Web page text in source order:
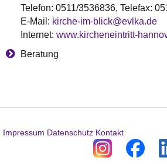
Telefon: 0511/3536836, Telefax:
E-Mail: kirche-im-blick@evlka.de
Internet: www.kircheneintritt-
Beratung
Impressum Datenschutz Kontakt